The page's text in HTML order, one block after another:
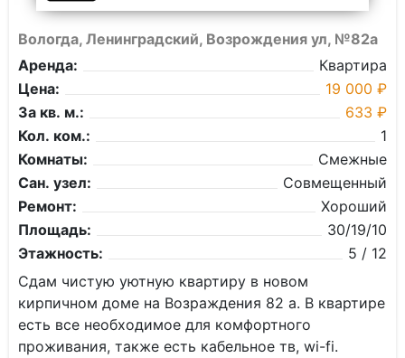
Вологда, Ленинградский, Возрождения ул, №82а
Аренда:
Квартира
Цена:
19 000 ₽
За кв. м.:
633 ₽
Кол. ком.:
1
Комнаты:
Смежные
Сан. узел:
Совмещенный
Ремонт:
Хороший
Площадь:
30/19/10
Этажность:
5 / 12
Сдам чистую уютную квартиру в новом
кирпичном доме на Возраждения 82 а. В квартире
есть все необходимое для комфортного
проживания, также есть кабельное тв, wi-fi.